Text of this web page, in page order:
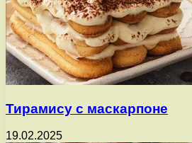
Тирамису с маскарпоне
19.02.2025